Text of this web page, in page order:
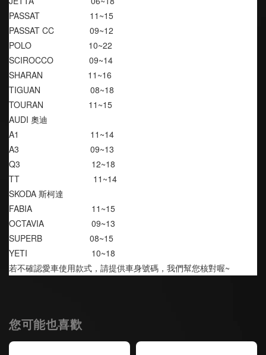
PASSAT                     11~15
PASSAT CC               09~12
POLO                        10~22
SCIROCCO               09~14
SHARAN                   11~16
TIGUAN                     08~18
TOURAN                   11~15
AUDI 奧迪
A1                              11~14
A3                              09~13
Q3                              12~18
TT                               11~14
SKODA 斯柯達
FABIA                         11~15
OCTAVIA                    09~13
SUPERB                    08~15
YETI                           10~18
若不確認愛車使用款式，請提供車身號碼，我們幫您核對喔~
您可能也喜歡